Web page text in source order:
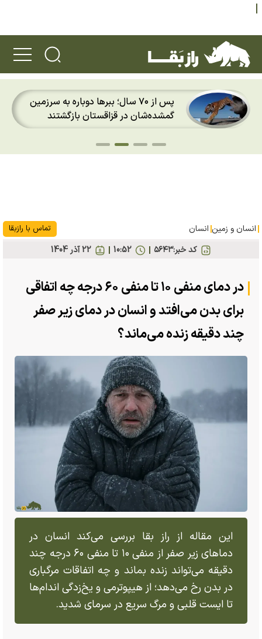
پس از ۷۰ سال؛ ببرها دوباره به سرزمین
گمشده‌شان در قزاقستان بازگشتند
انسان و زمین انسان تماس با رازبقا
کد خبر:۵۶۴۳ 22 آذر 1404 10:52
در دمای منفی ۱۰ تا منفی ۶۰ درجه چه اتفاقی
برای بدن می‌افتد و انسان در دمای زیر صفر
چند دقیقه زنده می‌ماند؟
این مقاله از راز بقا بررسی می‌کند انسان در
دماهای زیر صفر از منفی ۱۰ تا منفی ۶۰ درجه چند
دقیقه می‌تواند زنده بماند و چه اتفاقات مرگباری
در بدن رخ می‌دهد؛ از هیپوترمی و یخ‌زدگی اندام‌ها
تا ایست قلبی و مرگ سریع در سرمای شدید.